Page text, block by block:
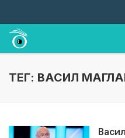
ТЕГ: ВАСИЛ